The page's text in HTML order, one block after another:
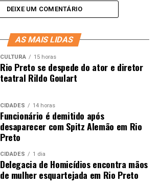
DEIXE UM COMENTÁRIO
AS MAIS LIDAS
CULTURA 15 horas
Rio Preto se despede do ator e diretor
teatral Rildo Goulart
CIDADES 14 horas
Funcionário é demitido após
desaparecer com Spitz Alemão em Rio
Preto
CIDADES 1 dia
Delegacia de Homicídios encontra mãos
de mulher esquartejada em Rio Preto